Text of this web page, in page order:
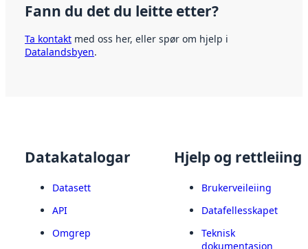
Fann du det du leitte etter?
Ta kontakt med oss her, eller spør om hjelp i
Datalandsbyen.
Datakatalogar
Datasett
API
Omgrep
Hjelp og rettleiing
Brukerveileiing
Datafellesskapet
Teknisk
dokumentasjon